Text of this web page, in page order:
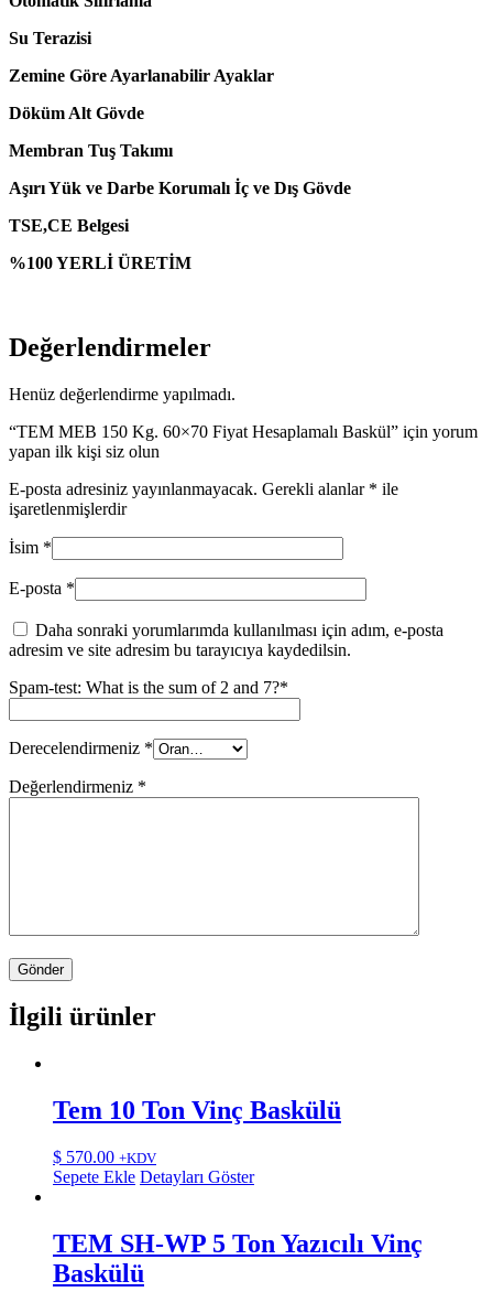
Su Terazisi
Zemine Göre Ayarlanabilir Ayaklar
Döküm Alt Gövde
Membran Tuş Takımı
Aşırı Yük ve Darbe Korumalı İç ve Dış Gövde
TSE,CE Belgesi
%100 YERLİ ÜRETİM
Değerlendirmeler
Henüz değerlendirme yapılmadı.
“TEM MEB 150 Kg. 60×70 Fiyat Hesaplamalı Baskül” için yorum
yapan ilk kişi siz olun
E-posta adresiniz yayınlanmayacak. Gerekli alanlar * ile
işaretlenmişlerdir
İsim *
E-posta *
Daha sonraki yorumlarımda kullanılması için adım, e-posta
adresim ve site adresim bu tarayıcıya kaydedilsin.
Spam-test: What is the sum of 2 and 7?*
Derecelendirmeniz *
Değerlendirmeniz *
İlgili ürünler
Tem 10 Ton Vinç Baskülü
$ 570.00 +KDV
Sepete Ekle Detayları Göster
TEM SH-WP 5 Ton Yazıcılı Vinç
Baskülü